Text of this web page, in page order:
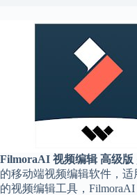
知
我
源
分
享
FilmoraAI 视频编辑 高级版
的移动端视频编辑软件，
的视频编辑工具，